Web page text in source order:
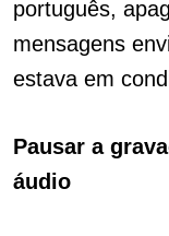
português,
mensagens
estava em
Pausar a
áudio